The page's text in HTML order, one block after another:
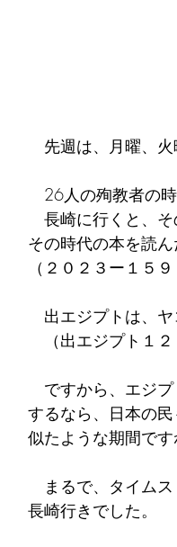
先週は、月曜、火
26人の殉教者の
長崎に行くと、そ
その時代の本を読
（２０２３ー１５
出エジプトは、ヤ
（出エジプト１２
ですから、エジプ
するなら、日本の
似たような期間で
まるで、タイムス
長崎行きでした。